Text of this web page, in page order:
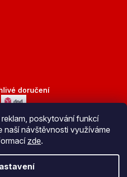
poskytování funkcí
naší návštěvnosti využíváme
zde.
doručení
platba